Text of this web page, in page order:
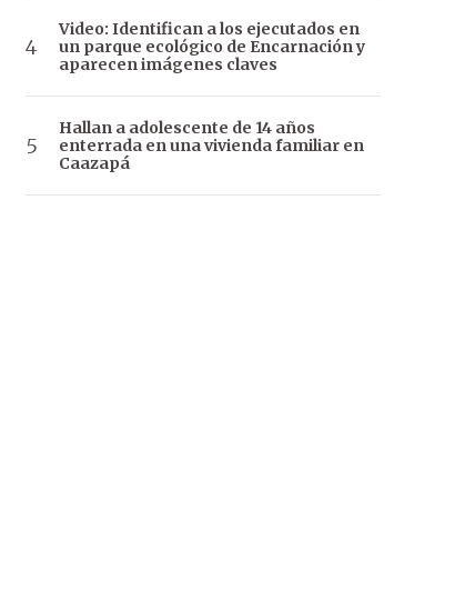
Video: Identifican a los ejecutados en
un parque ecológico de Encarnación y
aparecen imágenes claves
Hallan a adolescente de 14 años
enterrada en una vivienda familiar en
Caazapá